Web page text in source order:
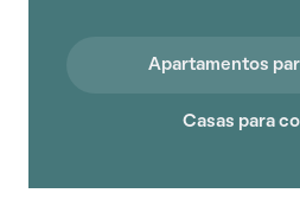
Apartamentos
Casas para